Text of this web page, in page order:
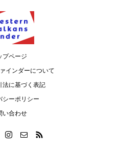
プページ
インダーについて
法に基づく表記
シーポリシー
い合わせ